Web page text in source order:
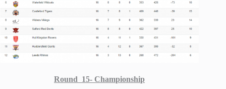
Round 15- Championship